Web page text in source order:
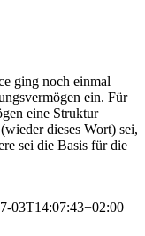
ging noch einmal
ein. Für
eine Struktur
dieses Wort) sei,
sei die Basis für die
03T14:07:43+02:00